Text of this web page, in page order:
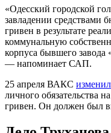
«Одесский городской
завладении средствами
гривен в результате
коммунальную
корпуса бывшего
— напоминает САП.
25 апреля ВАКС изменил
личного обязательства
гривен. Он должен был